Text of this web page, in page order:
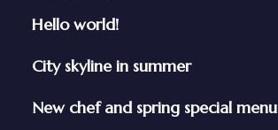
Hello world!
City skyline in summer
New chef and spring special menu